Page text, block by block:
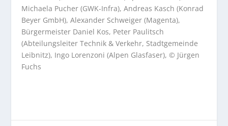
Michaela Pucher (GWK-Infra), Andreas Kasch (Konrad
Beyer GmbH), Alexander Schweiger (Magenta),
Bürgermeister Daniel Kos, Peter Paulitsch
(Abteilungsleiter Technik & Verkehr, Stadtgemeinde
Leibnitz), Ingo Lorenzoni (Alpen Glasfaser), © Jürgen
Fuchs